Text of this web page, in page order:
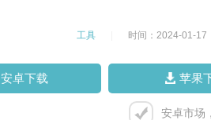
工具 时间：2024-01-17
安卓下载 苹果
安卓市场